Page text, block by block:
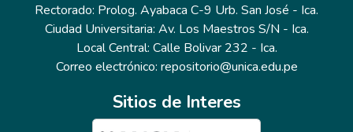
Rectorado: Prolog. Ayabaca C-9 Urb. San José - Ica.
Ciudad Universitaria: Av. Los Maestros S/N - Ica.
Local Central: Calle Bolivar 232 - Ica.
Correo electrónico: repositorio@unica.edu.pe
Sitios de Interes